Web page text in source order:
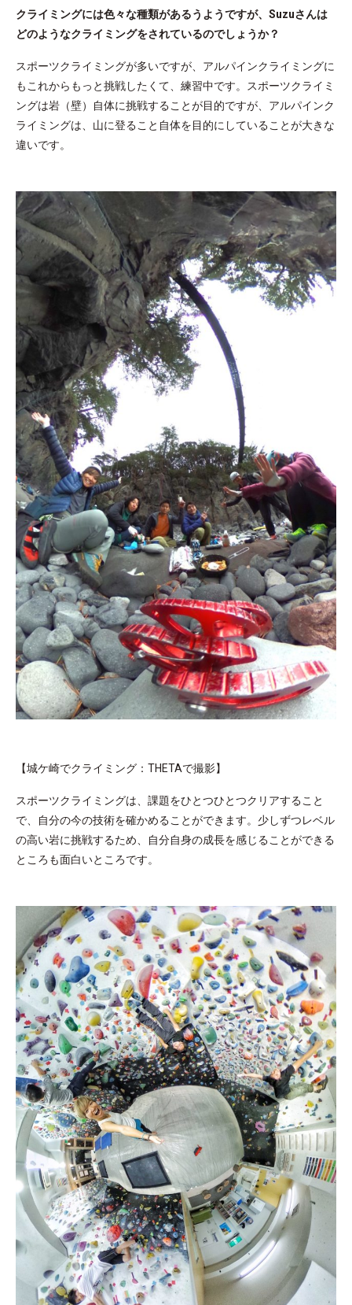
クライミングには色々な種類があるうようですが、Suzuさんは
どのようなクライミングをされているのでしょうか？
スポーツクライミングが多いですが、アルパインクライミングに
もこれからもっと挑戦したくて、練習中です。スポーツクライミ
ングは岩（壁）自体に挑戦することが目的ですが、アルパインク
ライミングは、山に登ること自体を目的にしていることが大きな
違いです。
【城ケ崎でクライミング：THETAで撮影】
スポーツクライミングは、課題をひとつひとつクリアすること
で、自分の今の技術を確かめることができます。少しずつレベル
の高い岩に挑戦するため、自分自身の成長を感じることができる
ところも面白いところです。